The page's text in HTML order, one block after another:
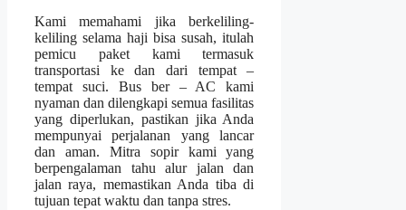
Kami memahami jika berkeliling-
keliling selama haji bisa susah, itulah
pemicu paket kami termasuk
transportasi ke dan dari tempat –
tempat suci. Bus ber – AC kami
nyaman dan dilengkapi semua fasilitas
yang diperlukan, pastikan jika Anda
mempunyai perjalanan yang lancar
dan aman. Mitra sopir kami yang
berpengalaman tahu alur jalan dan
jalan raya, memastikan Anda tiba di
tujuan tepat waktu dan tanpa stres.